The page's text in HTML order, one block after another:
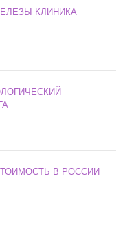
КЛИНИКА
В РОССИИ